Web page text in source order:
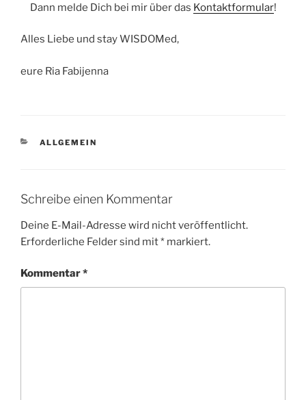
Dann melde Dich bei mir über das Kontaktformular!
Alles Liebe und stay WISDOMed,
eure Ria Fabijenna
KATEGORIEN
ALLGEMEIN
Schreibe einen Kommentar
Deine E-Mail-Adresse wird nicht veröffentlicht.
Erforderliche Felder sind mit* markiert.
Kommentar*